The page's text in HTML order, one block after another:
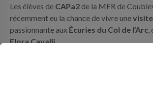
Les élèves de CAPa2 de la MFR de
récemment eu la chance de vivre une
passionnante aux Écuries du Col de l’Arc
Elora Cavalli.